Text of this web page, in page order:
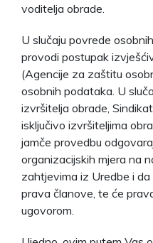
voditelja obrade.
U slučaju povrede
provodi postupak
(Agencije za zaštitu
osobnih podataka. U
izvršitelja obrade,
isključivo izvršiteljima
jamče provedbu
organizacijskih mjera na
zahtjevima iz Uredbe i
prava članove, te će
ugovorom.